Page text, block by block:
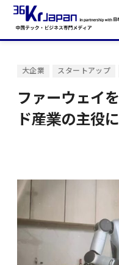
大企業 スタートアップ
ファーウェイ
ド産業の主役